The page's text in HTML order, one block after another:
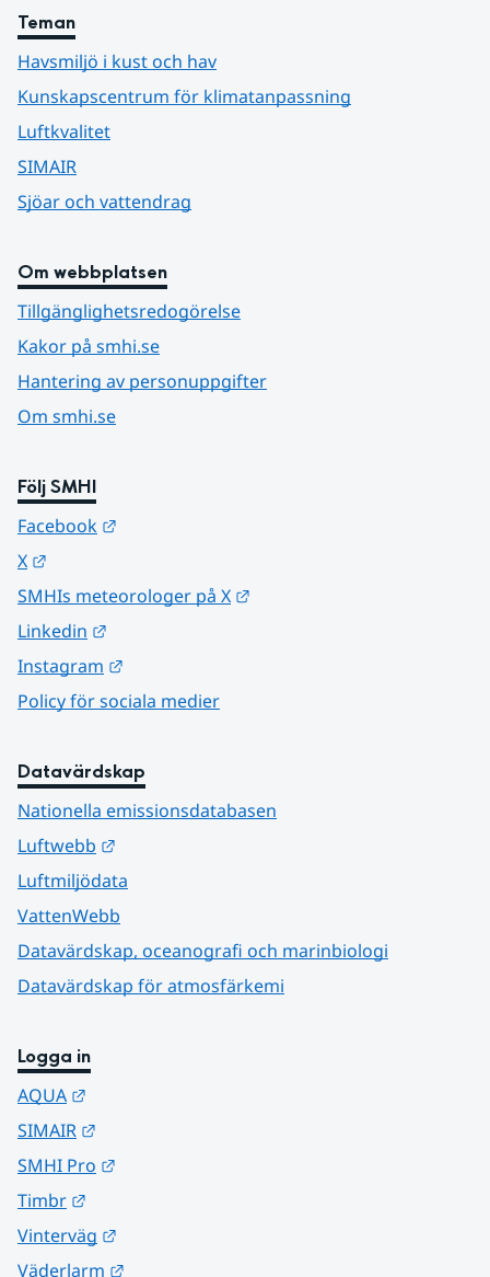
Teman
Havsmiljö i kust och hav
Kunskapscentrum för klimatanpassning
Luftkvalitet
SIMAIR
Sjöar och vattendrag
Om webbplatsen
Tillgänglighetsredogörelse
Kakor på smhi.se
Hantering av personuppgifter
Om smhi.se
Följ SMHI
Facebook
X
SMHIs meteorologer på X
Linkedin
Instagram
Policy för sociala medier
Datavärdskap
Nationella emissionsdatabasen
Luftwebb
Luftmiljödata
VattenWebb
Datavärdskap, oceanografi och marinbiologi
Datavärdskap för atmosfärkemi
Logga in
AQUA
SIMAIR
SMHI Pro
Timbr
Vinterväg
Väderlarm